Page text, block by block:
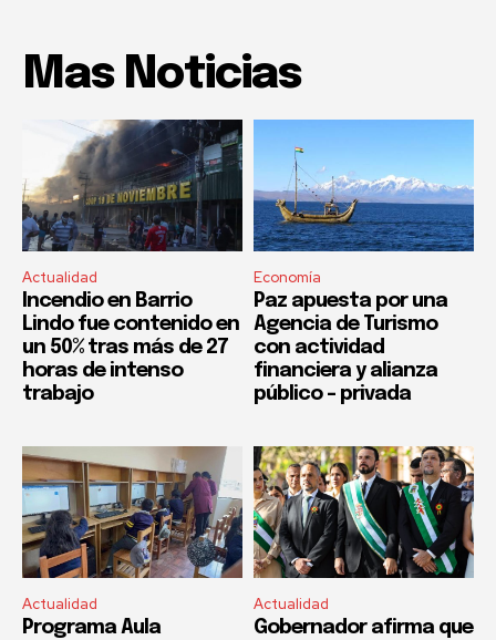
Mas Noticias
Actualidad
Incendio en Barrio
Lindo fue contenido en
un 50% tras más de 27
horas de intenso
trabajo
Economía
Paz apuesta por una
Agencia de Turismo
con actividad
financiera y alianza
público – privada
Actualidad
Programa Aula
Actualidad
Gobernador afirma que